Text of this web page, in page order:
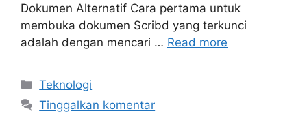
Dokumen Alternatif Cara pertama untuk
membuka dokumen Scribd yang terkunci
adalah dengan mencari … Read more
Kategori
Teknologi
Tinggalkan komentar